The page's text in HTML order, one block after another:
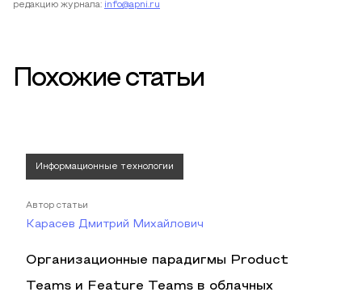
редакцию журнала: info@apni.ru
Похожие статьи
Информационные технологии
Автор статьи
Карасев Дмитрий Михайлович
Организационные парадигмы Product
Teams и Feature Teams в облачных